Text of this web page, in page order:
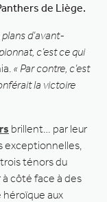
de Liège.
d’avant-
c’est ce qui
« Par contre, c’est
la victoire
brillent… par leur
exceptionnelles,
ténors du
côté face à des
aux